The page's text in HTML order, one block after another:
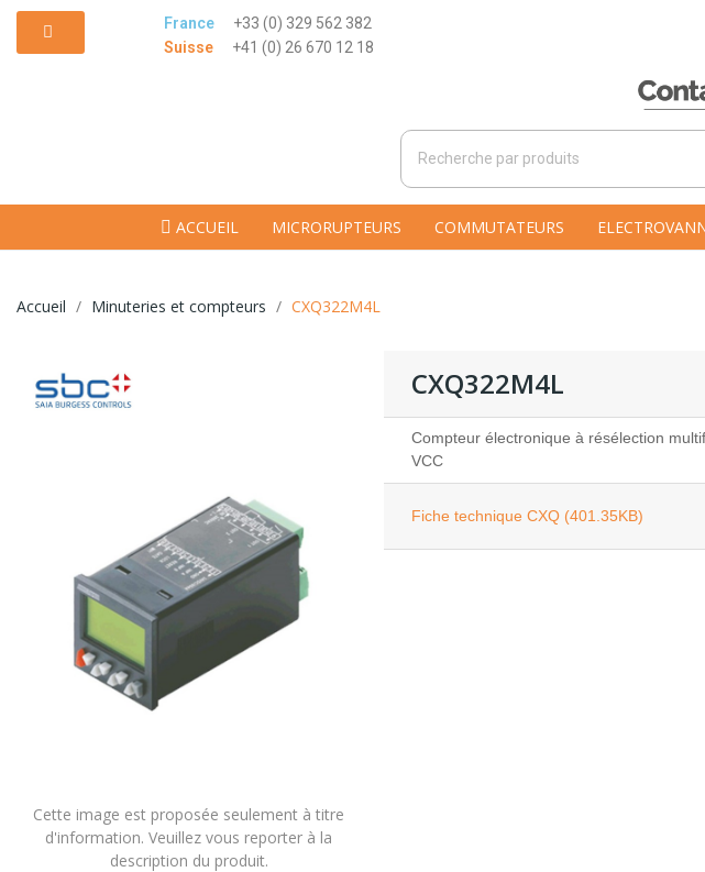
France
+33 (0) 329 562 382
Suisse
+41 (0) 26 670 12 18
ACCUEIL MICRORUPTEURS COMMUTATEURS
Accueil Minuteries et compteurs CXQ322M4L
Cette image est proposée seulement à titre
d'information. Veuillez vous reporter à la
description du produit.
CXQ322M4L
Compteur électronique à résélection
VCC
Fiche technique CXQ (401.35KB)